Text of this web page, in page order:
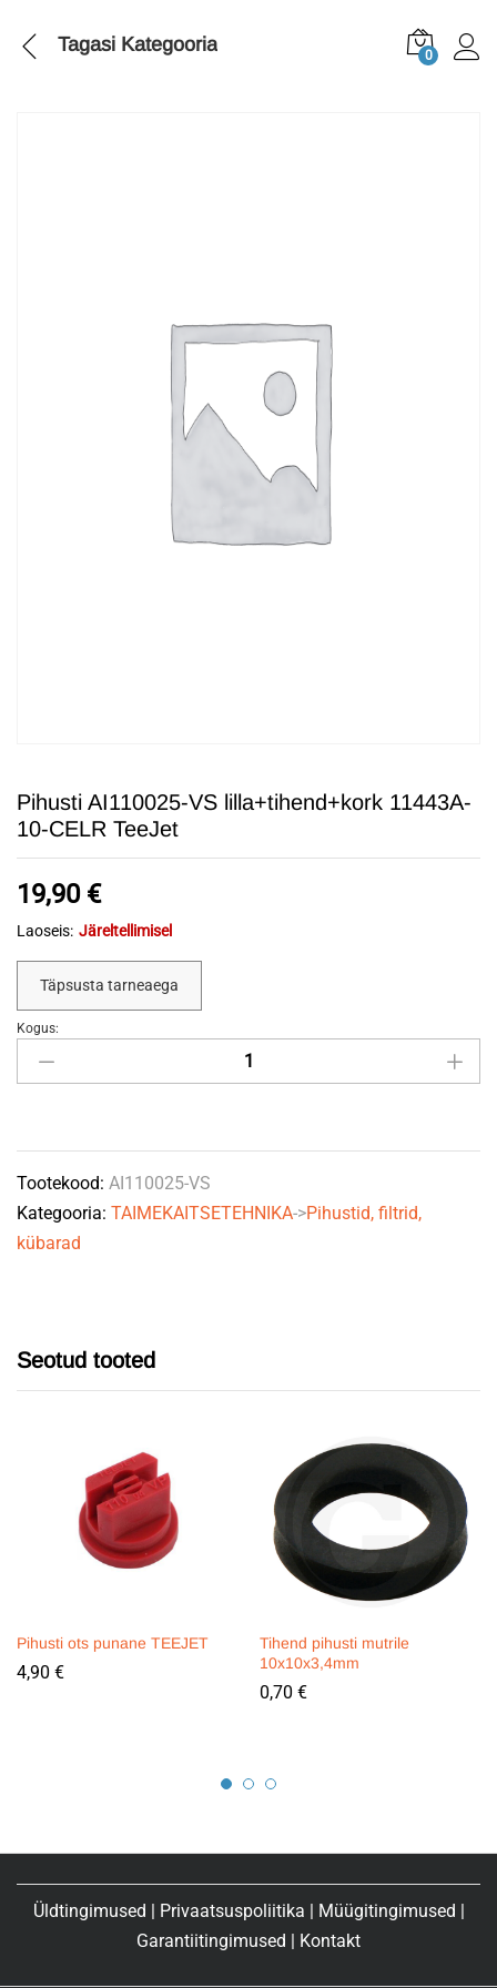
Tagasi Kategooria 0
Pihusti AI110025-VS lilla+tihend+kork 11443A-
10-CELR TeeJet
19,90 €
Laoseis: Järeltellimisel
Täpsusta tarneaega
Pihusti
AI110025-
11443A-
10-
CELR
TeeJet
Kogus:
Tootekood: AI110025-VS
Kategooria: TAIMEKAITSETEHNIKA->Pihustid, filtrid,
kübarad
Seotud tooted
Pihusti ots punane TEEJET
4,90 €
Tihend pihusti mutrile
10x10x3,4mm
0,70 €
Üldtingimused Privaatsuspoliitika Müügitingimused
Garantiitingimused
Kontakt